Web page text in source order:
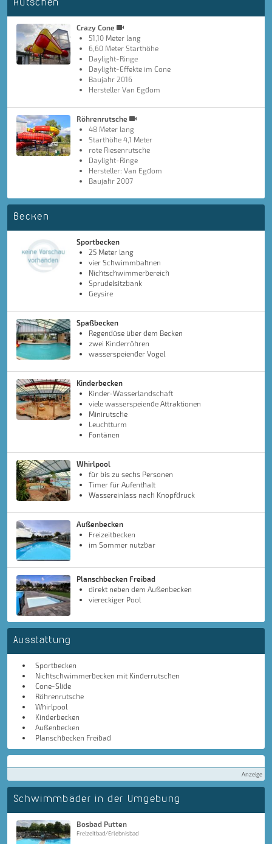
Crazy Cone
51,10 Meter lang
6,60 Meter Starthöhe
Daylight-Ringe
Daylight-Effekte im Cone
Baujahr 2016
Hersteller Van Egdom
Röhrenrutsche
48 Meter lang
Starthöhe 4,1 Meter
rote Riesenrutsche
Daylight-Ringe
Hersteller: Van Egdom
Baujahr 2007
Becken
Sportbecken
25 Meter lang
vier Schwimmbahnen
Nichtschwimmerbereich
Sprudelsitzbank
Geysire
Spaßbecken
Regendüse über dem Becken
zwei Kinderröhren
wasserspeiender Vogel
Kinderbecken
Kinder-Wasserlandschaft
viele wasserspeiende Attraktionen
Minirutsche
Leuchtturm
Fontänen
Whirlpool
für bis zu sechs Personen
Timer für Aufenthalt
Wassereinlass nach Knopfdruck
Außenbecken
Freizeitbecken
im Sommer nutzbar
Planschbecken Freibad
direkt neben dem Außenbecken
viereckiger Pool
Ausstattung
Sportbecken
Nichtschwimmerbecken mit Kinderrutschen
Cone-Slide
Röhrenrutsche
Whirlpool
Kinderbecken
Außenbecken
Planschbecken Freibad
Anzeige
Schwimmbäder in der Umgebung
Bosbad Putten
Freizeitbad/Erlebnisbad